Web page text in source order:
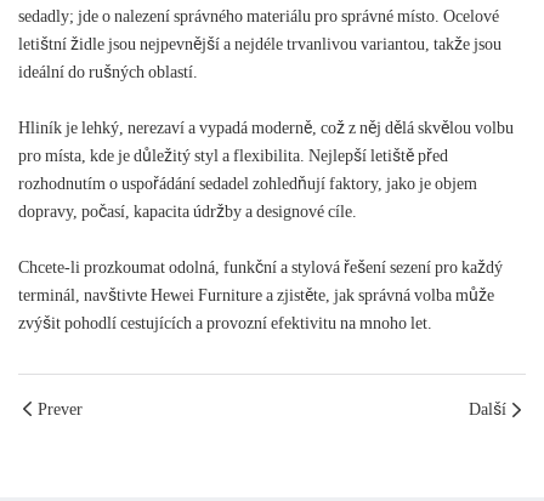
sedadly; jde o nalezení správného materiálu pro správné místo. Ocelové
letištní židle jsou nejpevnější a nejdéle trvanlivou variantou, takže jsou
ideální do rušných oblastí.
Hliník je lehký, nerezaví a vypadá moderně, což z něj dělá skvělou volbu
pro místa, kde je důležitý styl a flexibilita. Nejlepší letiště před
rozhodnutím o uspořádání sedadel zohledňují faktory, jako je objem
dopravy, počasí, kapacita údržby a designové cíle.
Chcete-li prozkoumat odolná, funkční a stylová řešení sezení pro každý
terminál, navštivte Hewei Furniture a zjistěte, jak správná volba může
zvýšit pohodlí cestujících a provozní efektivitu na mnoho let.
Prever Další